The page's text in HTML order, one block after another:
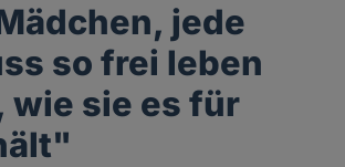
jede
so frei leben
wie sie es für